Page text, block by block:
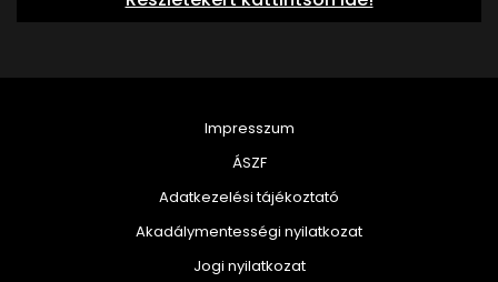
Impresszum
ÁSZF
Adatkezelési tájékoztató
Akadálymentességi nyilatkozat
Jogi nyilatkozat